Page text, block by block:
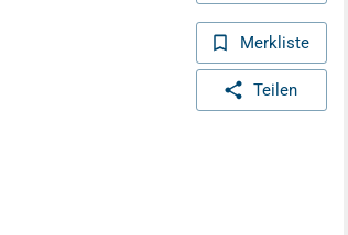
Merkliste
Teilen